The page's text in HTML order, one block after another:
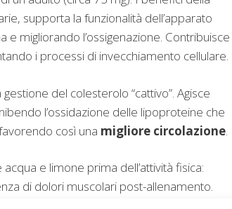
supporta la funzionalità dell’apparato
migliorando l’ossigenazione. Contribuisce
i processi di invecchiamento cellulare.
del colesterolo “cattivo”. Agisce
l’ossidazione delle lipoproteine che
così una migliore circolazione.
e limone prima dell’attività fisica:
di dolori muscolari post-allenamento.